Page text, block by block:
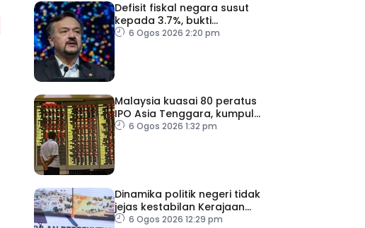
Defisit fiskal negara susut
kepada 3.7%, bukti
keyakinan pelabur masih
6 Ogos 2026 2:20 pm
Malaysia kuasai 80 peratus
IPO Asia Tenggara, kumpul
AS$1.4 bilion separuh
6 Ogos 2026 1:32 pm
Dinamika politik negeri tidak
jejas kestabilan Kerajaan
Perpaduan Persekutuan –
6 Ogos 2026 12:29 pm